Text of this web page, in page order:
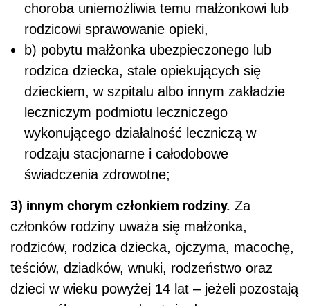
choroba uniemożliwia temu małżonkowi lub
rodzicowi sprawowanie opieki,
b) pobytu małżonka ubezpieczonego lub
rodzica dziecka, stale opiekujących się
dzieckiem, w szpitalu albo innym zakładzie
leczniczym podmiotu leczniczego
wykonującego działalność leczniczą w
rodzaju stacjonarne i całodobowe
świadczenia zdrowotne;
3) innym chorym członkiem rodziny. Za
członków rodziny uważa się małżonka,
rodziców, rodzica dziecka, ojczyma, macochę,
teściów, dziadków, wnuki, rodzeństwo oraz
dzieci w wieku powyżej 14 lat – jeżeli pozostają